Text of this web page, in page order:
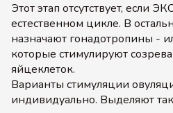
Этот этап отсутствует, если
естественном цикле. В
назначают гонадотропины -
которые стимулируют
яйцеклеток.
Варианты стимуляции
индивидуально. Выделяют